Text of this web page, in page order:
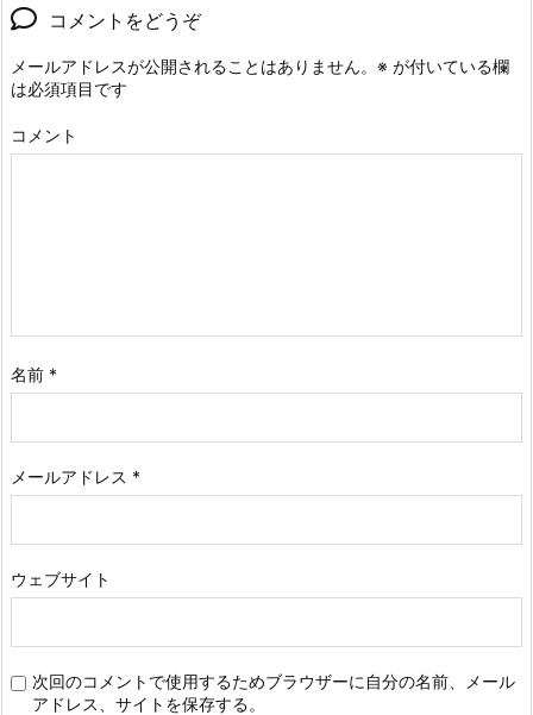
コメントをどうぞ
メールアドレスが公開されることはありません。 ※ が付いている欄
は必須項目です
コメント
名前 *
メールアドレス *
ウェブサイト
次回のコメントで使用するためブラウザーに自分の名前、メール
アドレス、サイトを保存する。